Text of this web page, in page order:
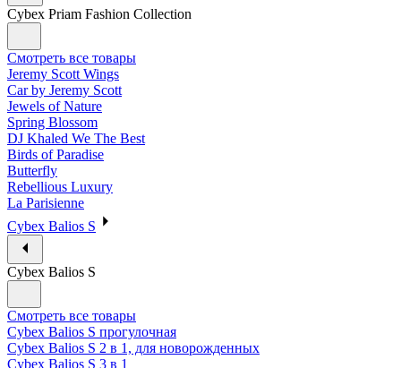
Cybex Priam Fashion Collection
Смотреть все товары
Jeremy Scott Wings
Car by Jeremy Scott
Jewels of Nature
Spring Blossom
DJ Khaled We The Best
Birds of Paradise
Butterfly
Rebellious Luxury
La Parisienne
Cybex Balios S
Cybex Balios S
Смотреть все товары
Cybex Balios S прогулочная
Cybex Balios S 2 в 1, для новорожденных
Cybex Balios S 3 в 1